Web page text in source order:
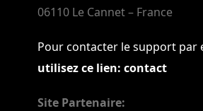
06110 Le Cannet – France
Pour contacter le support par
utilisez ce lien: contact
Site Partenaire: